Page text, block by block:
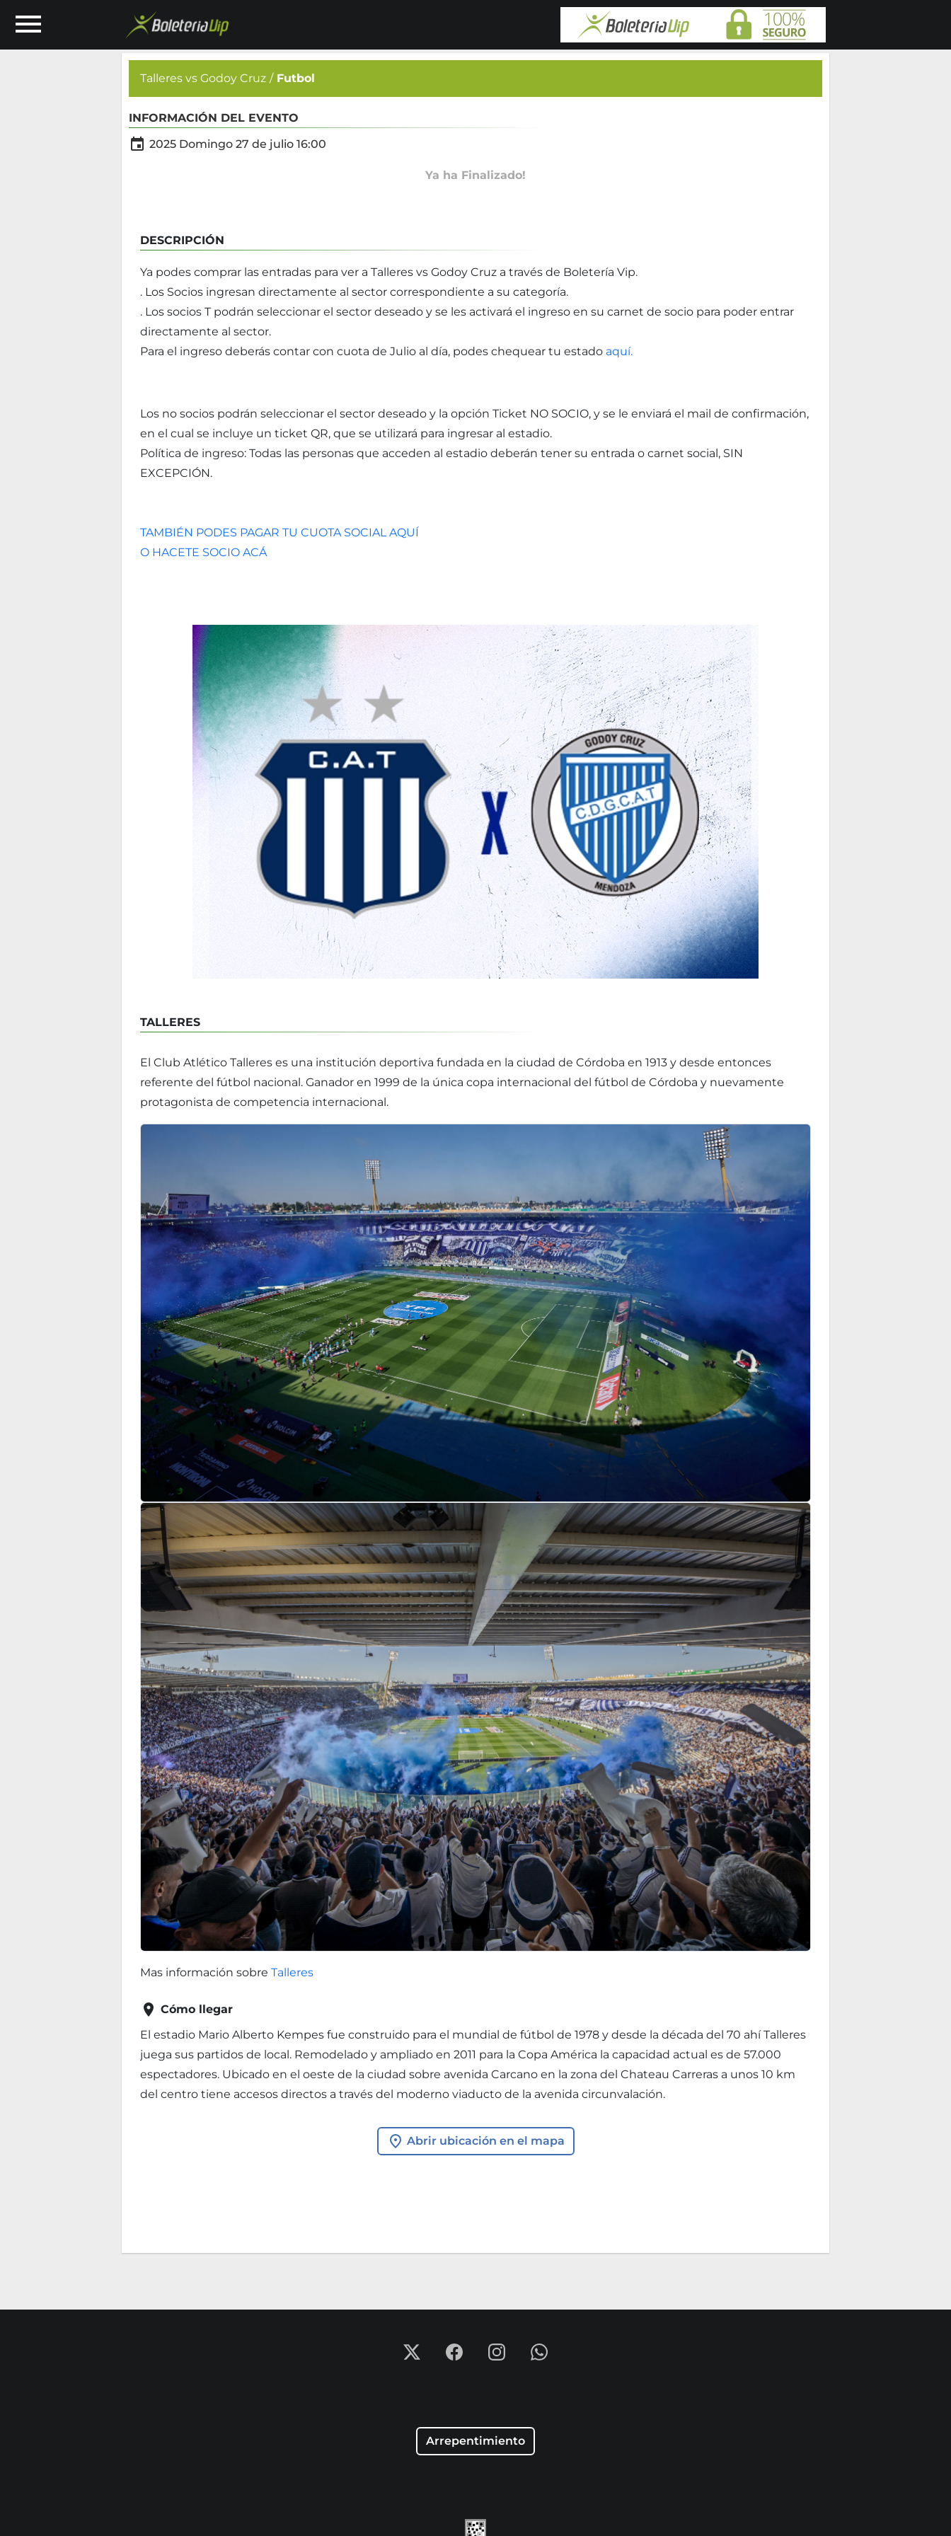
Talleres vs Godoy Cruz Futbol
INFORMACIÓN DEL EVENTO
 2025 Domingo 27 de julio 16:00
Ya ha Finalizado!
DESCRIPCIÓN
Ya podes comprar las entradas para ver a Talleres vs Godoy Cruz a través de Boletería Vip.
. Los Socios ingresan directamente al sector correspondiente a su categoría.
. Los socios T podrán seleccionar el sector deseado y se les activará el ingreso en su carnet de socio para poder entrar
directamente al sector.
Para el ingreso deberás contar con cuota de Julio al día, podes chequear tu estado aquí.
Los no socios podrán seleccionar el sector deseado y la opción Ticket NO SOCIO, y se le enviará el mail de confirmación,
en el cual se incluye un ticket QR, que se utilizará para ingresar al estadio.
Política de ingreso: Todas las personas que acceden al estadio deberán tener su entrada o carnet social, SIN
EXCEPCIÓN.
TAMBIÉN PODES PAGAR TU CUOTA SOCIAL AQUÍ
O HACETE SOCIO ACÁ
TALLERES
El Club Atlético Talleres es una institución deportiva fundada en la ciudad de Córdoba en 1913 y desde entonces
referente del fútbol nacional. Ganador en 1999 de la única copa internacional del fútbol de Córdoba y nuevamente
protagonista de competencia internacional.
Mas información sobre Talleres
 Cómo llegar
El estadio Mario Alberto Kempes fue construido para el mundial de fútbol de 1978 y desde la década del 70 ahí Talleres
juega sus partidos de local. Remodelado y ampliado en 2011 para la Copa América la capacidad actual es de 57.000
espectadores. Ubicado en el oeste de la ciudad sobre avenida Carcano en la zona del Chateau Carreras a unos 10 km
del centro tiene accesos directos a través del moderno viaducto de la avenida circunvalación.
Abrir ubicación en el mapa